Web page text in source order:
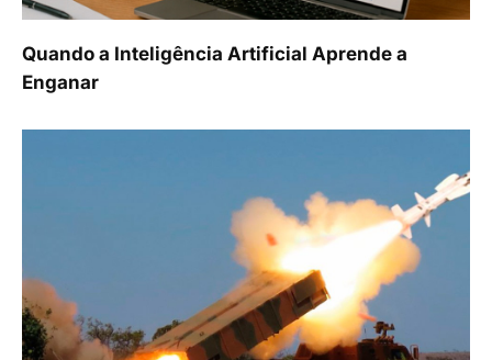
Quando a Inteligência Artificial Aprende a
Enganar